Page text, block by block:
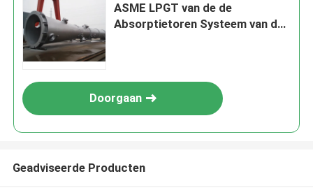
ASME LPGT van de de
Absorptietoren Systeem van de
Doorgaan
Geadviseerde Producten